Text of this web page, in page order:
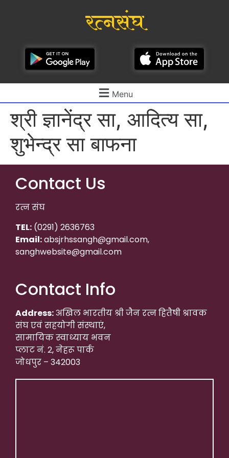
रत्नसंघ
Menu
श्री ज्ञानेंद्र सा, आदित्य सा,
शुभेन्द्र सा बाफना
Contact Us
रत्न संघ
TEL: (0291) 2636763
Email:absjrhssangh@gmail.com,
sanghwebsite@gmail.com
Contact Info
Address:अखिल भारतीय श्री जैन रत्न हितैषी श्रावक
संघ एवं सहयोगी संस्थाएं,
सामायिक स्वाध्याय भवन
प्लाट नं. 2, नेहरू पार्क
जोधपुर – 342003